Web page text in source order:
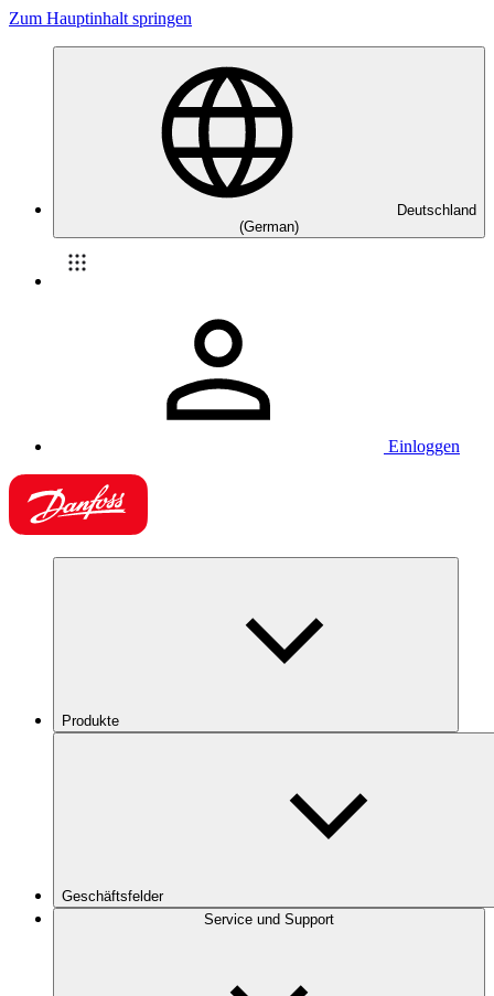
Zum Hauptinhalt springen
Deutschland
(German)
Einloggen
Produkte
Geschäftsfelder
Service und Support